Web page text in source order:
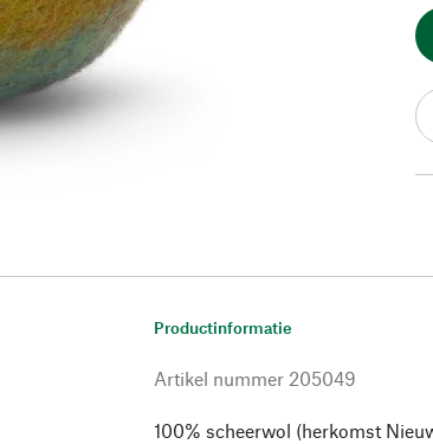
Productinformatie
Artikel nummer 205049
100% scheerwol (herkomst